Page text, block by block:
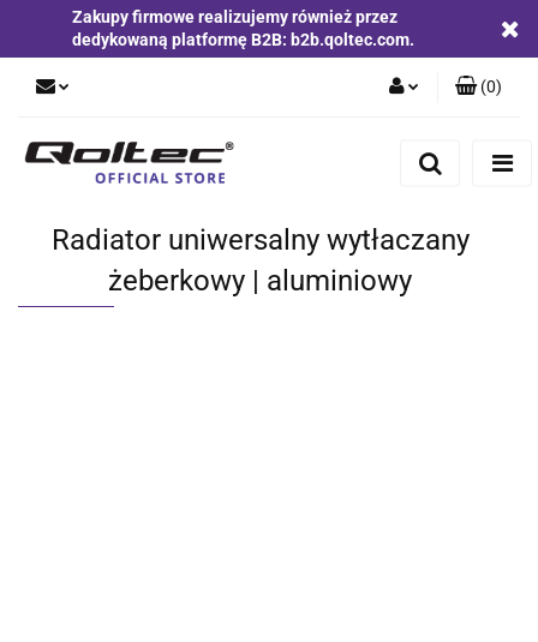
Zakupy firmowe realizujemy również przez
dedykowaną platformę B2B: b2b.qoltec.com.
Zgody cookies
(0)
Radiator uniwersalny wytłaczany
żeberkowy | aluminiowy